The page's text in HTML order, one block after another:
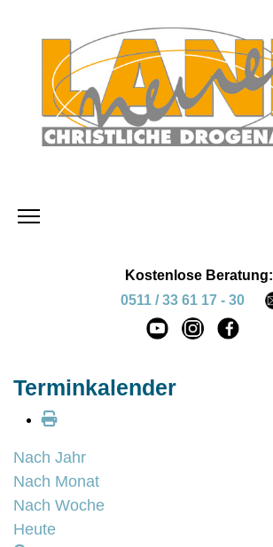
Kostenlose Beratung:
0511 / 33 61 17 - 30
Terminkalender
Nach Jahr
Nach Monat
Nach Woche
Heute